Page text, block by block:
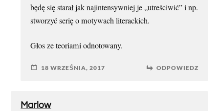
będę się starał jak najintensywniej je „utreściwić” i np.
stworzyć serię o motywach literackich.
Głos ze teoriami odnotowany.
18 WRZEŚNIA, 2017 ODPOWIEDZ
Marlow